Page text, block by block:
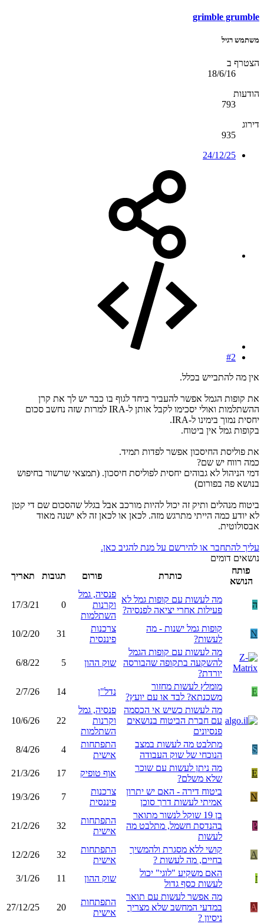
grimble grumble
משתמש רגיל
הצטרף ב
18/6/16
הודעות
793
דירוג
935
24/12/25
#2
אין מה להתבייש בכלל.
את קופות הגמל אפשר להעביר ביחד לגוף בו כבר יש לך את קרן
ההשתלמות ואולי יסכימו לקבל אותן ל-IRA למרות שזה נחשב סכום
יחסית נמוך בימינו ל-IRA.
בקופות גמל אין ביטוח.
את פוליסת החיסכון אפשר לפדות תמיד.
כמה רווח יש שם?
דמי הניהול לא גבוהים יחסית לפוליסת חיסכון. (תמצאי שרשור בחיפוש
בנושא פה בפורום)
ביטוח מנהלים ותיק זה יכול להיות מורכב אבל בגלל שהסכום שם די קטן
לא יודע כמה הייתי מתרגש מזה. לכאן או לכאן זה לא ישנה מאוד
אבסולוטית.
עליך להתחבר או להירשם על מנת להגיב כאן.
נושאים דומים
פותח
הנושא
כותרת פורום תגובות תאריך
ה
מה לעשות עם קופות גמל לא
פעילות אחרי יציאה לפנסיה?
פנסיה, גמל
וקרנות
השתלמות
0
17/3/21
N
קופות גמל ישנות - מה
לעשות?
צרכנות
פיננסית
31
10/2/20
מה לעשות עם קופות הגמל
להשקעה בתקופה שהבורסה
יורדת?
שוק ההון 5
6/8/22
E
מומלץ לעשות מחזור
משכנתא? לבד או עם יועץ?
נדל"ן 14
2/7/26
מה לעשות כשיש אי הכסמה
עם חברת הביטוח בנושאים
פנסיונים
פנסיה, גמל
וקרנות
השתלמות
22
10/6/26
S
מתלבט מה לעשות במצב
הנוכחי של שוק העבודה
התפתחות
אישית
4
8/4/26
E
מה ניתן לעשות עם שוכר
שלא משלם?
אוף טופיק 17
21/3/26
N
ביטוח דירה - האם יש יתרון
אמיתי לעשות דרך סוכן
צרכנות
פיננסית
7
19/3/26
P
בן 19 שוקל לנשור מתואר
בהנדסת חשמל, מתלבט מה
לעשות
התפתחות
אישית
32
21/2/26
A
קושי ללא מסגרת ולהמשיך
בחיים, מה לעשות ?
התפתחות
אישית
32
12/2/26
ז
האם משקיע "לוגי" יכול
לעשות כסף גדול
שוק ההון 11
3/1/26
A
מה אפשר לעשות עם תואר
במדעי המחשב שלא מצריך
ניסיון ?
התפתחות
אישית
20
27/12/25